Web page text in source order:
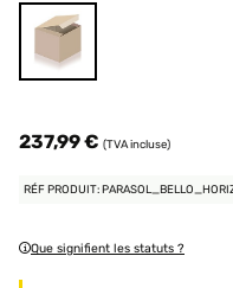
237,99 € (TVA incluse)
RÉF PRODUIT:
Que signifient les statuts ?